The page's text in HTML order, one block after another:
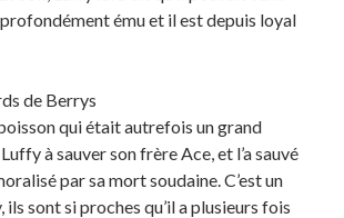
profondément ému et il est depuis loyal
de Berrys
qui était autrefois un grand
à sauver son frère Ace, et l’a sauvé
par sa mort soudaine. C’est un
ils sont si proches qu’il a plusieurs fois